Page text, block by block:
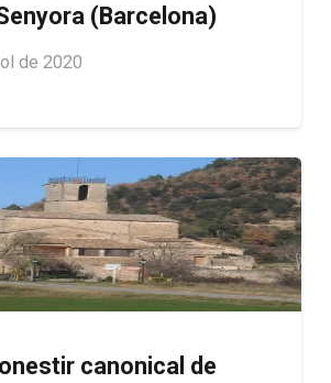
(Barcelona)
de 2020
canonical de